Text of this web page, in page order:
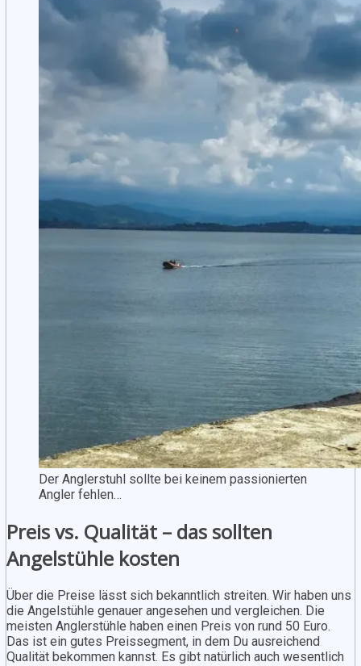
Der Anglerstuhl sollte bei keinem passionierten
Angler fehlen…
Preis vs. Qualität – das sollten
Angelstühle kosten
Über die Preise lässt sich bekanntlich streiten. Wir haben uns
die Angelstühle genauer angesehen und vergleichen. Die
meisten Anglerstühle haben einen Preis von rund 50 Euro.
Das ist ein gutes Preissegment, in dem Du ausreichend
Qualität bekommen kannst. Es gibt natürlich auch wesentlich